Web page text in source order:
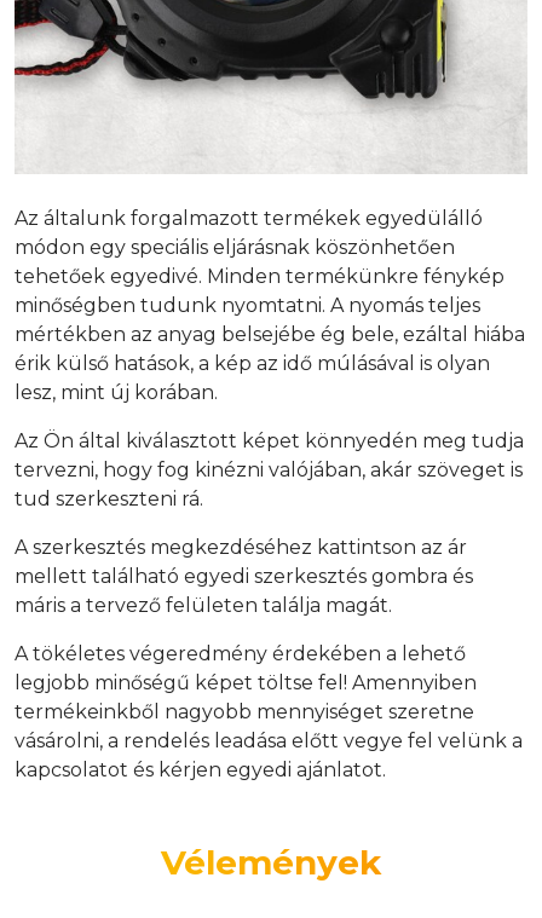
Az általunk forgalmazott termékek egyedülálló
módon egy speciális eljárásnak köszönhetően
tehetőek egyedivé. Minden termékünkre fénykép
minőségben tudunk nyomtatni. A nyomás teljes
mértékben az anyag belsejébe ég bele, ezáltal hiába
érik külső hatások, a kép az idő múlásával is olyan
lesz, mint új korában.
Az Ön által kiválasztott képet könnyedén meg tudja
tervezni, hogy fog kinézni valójában, akár szöveget is
tud szerkeszteni rá.
A szerkesztés megkezdéséhez kattintson az ár
mellett található egyedi szerkesztés gombra és
máris a tervező felületen találja magát.
A tökéletes végeredmény érdekében a lehető
legjobb minőségű képet töltse fel! Amennyiben
termékeinkből nagyobb mennyiséget szeretne
vásárolni, a rendelés leadása előtt vegye fel velünk a
kapcsolatot és kérjen egyedi ajánlatot.
Vélemények